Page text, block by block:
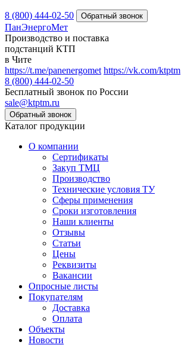
8 (800) 444-02-50
ПанЭнергоМет
Производство и поставка
подстанций КТП
в Чите
https://t.me/panenergomet https://vk.com/ktptm
8 (800) 444-02-50
Бесплатный звонок по России
sale@ktptm.ru
Каталог продукции
О компании
Сертификаты
Закуп ТМЦ
Производство
Технические условия ТУ
Сферы применения
Сроки изготовления
Наши клиенты
Отзывы
Статьи
Цены
Реквизиты
Вакансии
Опросные листы
Покупателям
Доставка
Оплата
Объекты
Новости